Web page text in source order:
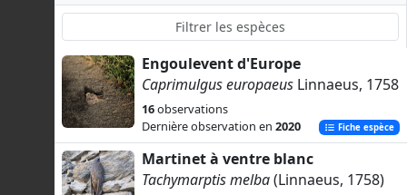
Engoulevent d'Europe
Caprimulgus europaeus Linnaeus, 1758
16observations
Dernière observation en 2020 Fiche espèce
Martinet à ventre blanc
Tachymarptis melba(Linnaeus, 1758)